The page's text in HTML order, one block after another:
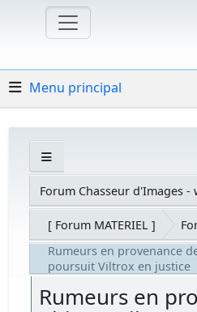
Menu principal
Forum Chasseur d'Images -
[ Forum MATERIEL ]
Rumeurs en provenance
poursuit Viltrox en justice
Rumeurs en